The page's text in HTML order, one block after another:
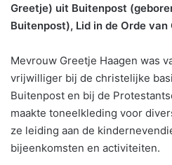
Greetje) uit Buitenpost
Buitenpost), Lid in de Orde
Mevrouw Greetje Haagen was
vrijwilliger bij de christelijke
Buitenpost en bij de
maakte toneelkleding voor
ze leiding aan de
bijeenkomsten en activiteiten.